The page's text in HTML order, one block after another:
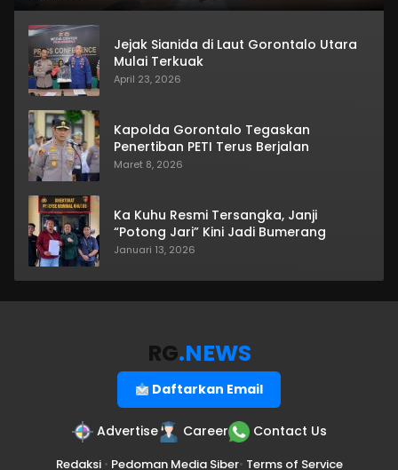
Jejak Sianida di Laut Gorontalo Utara
Mulai Terkuak
April 23, 2026
Kapolda Gorontalo Tegaskan
Penertiban PETI Terus Berjalan
Maret 8, 2026
Ka Kuhu Resmi Tersangka, Janji
“Potong Jari” Kini Jadi Bumerang
Januari 13, 2026
RG.NEWS
Daftarkan Email
Advertise Career Contact Us
Redaksi• Pedoman Media Siber• Terms of Service